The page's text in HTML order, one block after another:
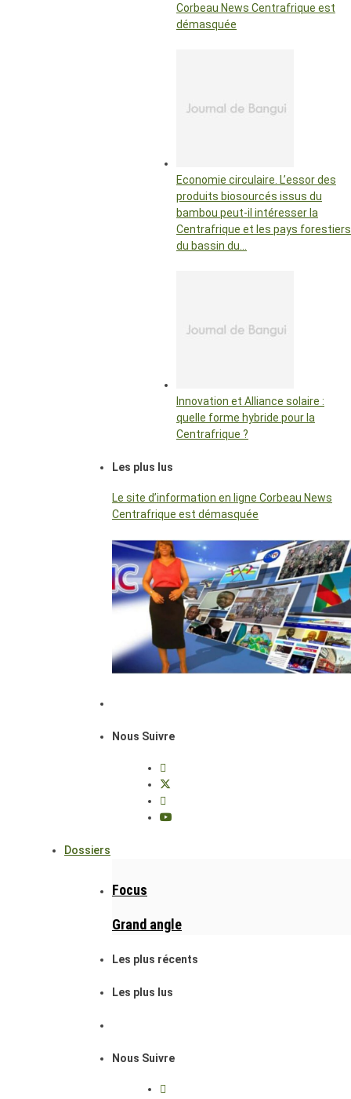
Corbeau News Centrafrique est
démasquée
Economie circulaire. L’essor des
produits biosourcés issus du
bambou peut-il intéresser la
Centrafrique et les pays forestiers
du bassin du…
Innovation et Alliance solaire :
quelle forme hybride pour la
Centrafrique ?
Les plus lus
Le site d’information en ligne Corbeau News
Centrafrique est démasquée
Nous Suivre
Dossiers
Focus
Grand angle
Les plus récents
Les plus lus
Nous Suivre